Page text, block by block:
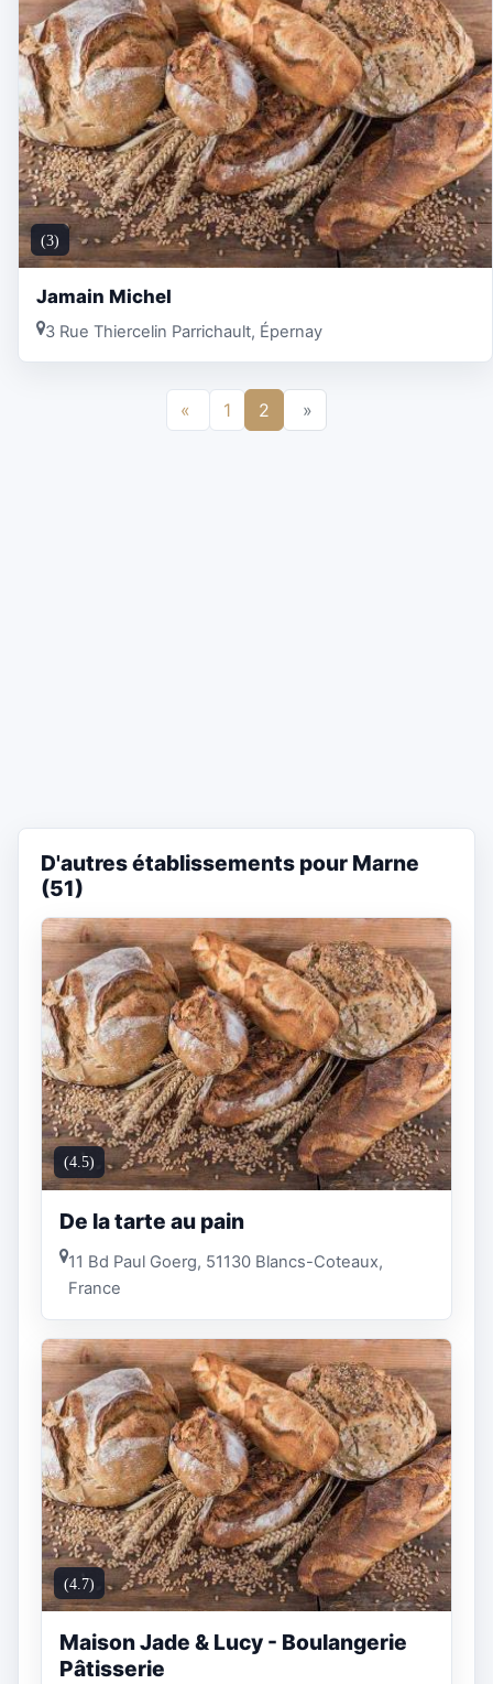
(3)
Jamain Michel
3 Rue Thiercelin Parrichault, Épernay
« 1 2 »
D'autres établissements pour Marne
(51)
(4.5)
De la tarte au pain
11 Bd Paul Goerg, 51130 Blancs-Coteaux,
France
(4.7)
Maison Jade & Lucy - Boulangerie
Pâtisserie